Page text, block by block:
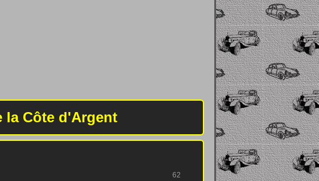
la Côte d'Argent
62